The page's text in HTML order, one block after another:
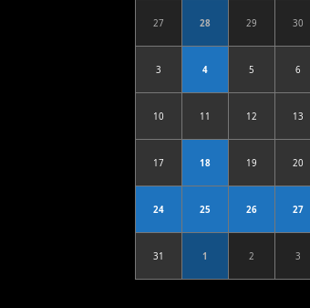
272026.07.27
282026.07.28292026.07.29
30
32026.08.0342026.08.04
52026.08.05
6
102026.08.10112026.08.11122026.08.1213
172026.08.17182026.08.18192026.08.19
20
242026.08.24
252026.08.25262026.08.2627
312026.08.3112026.09.0122026.09.02
3